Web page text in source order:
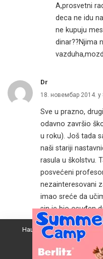
A,prosvetni
deca ne idu
ne kupuju
dinar??Njima
Dr
18. новембар 2014. у
Sve u prazno,
odavno završio
u roku). Još tada
naši stariji
rasula u školstvu.
posvećeni
nezainteresovani
imao sreće da
sin je bio osuđen
Sad vam fale
do fakulteta ni
predavanja iz
Наш вебсајт користи